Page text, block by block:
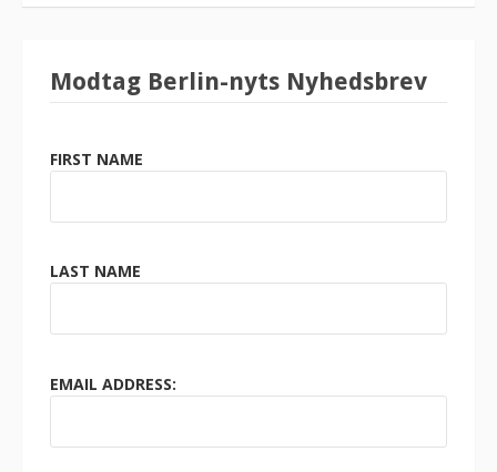
Modtag Berlin-nyts Nyhedsbrev
FIRST NAME
LAST NAME
EMAIL ADDRESS: